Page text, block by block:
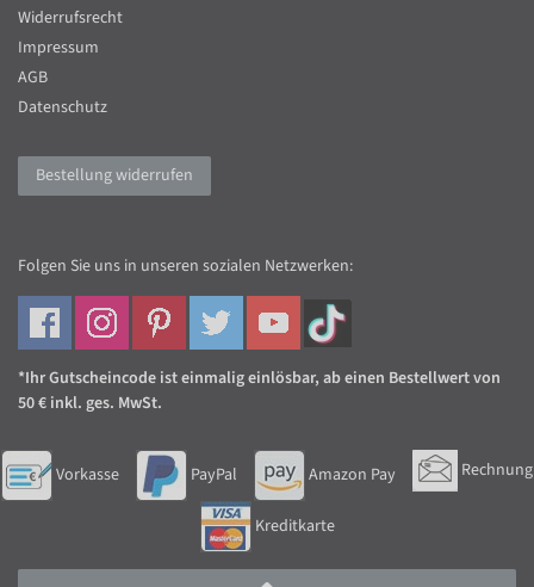
Widerrufsrecht
Impressum
AGB
Datenschutz
Bestellung widerrufen
Folgen Sie uns in unseren sozialen Netzwerken:
*Ihr Gutscheincode ist einmalig einlösbar, ab einen Bestellwert von
50 € inkl. ges. MwSt.
Vorkasse PayPal Amazon Pay Rechnung
Kreditkarte